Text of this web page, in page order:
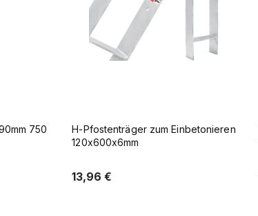
750
H-Pfostenträger zum Einbetonieren
120x600x6mm
13,96 €